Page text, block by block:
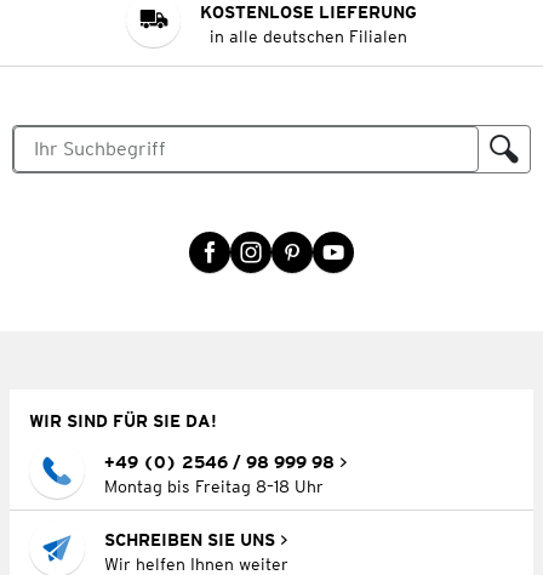
KOSTENLOSE LIEFERUNG
in alle deutschen Filialen
WIR SIND FÜR SIE DA!
+49 (0) 2546 / 98 999 98
Montag bis Freitag 8–18 Uhr
SCHREIBEN SIE UNS
Wir helfen Ihnen weiter